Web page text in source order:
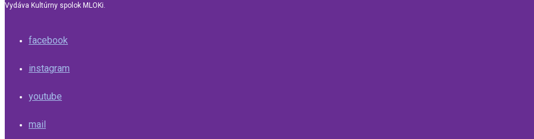
Vydáva Kultúrny spolok MLOKi.
facebook
instagram
youtube
mail